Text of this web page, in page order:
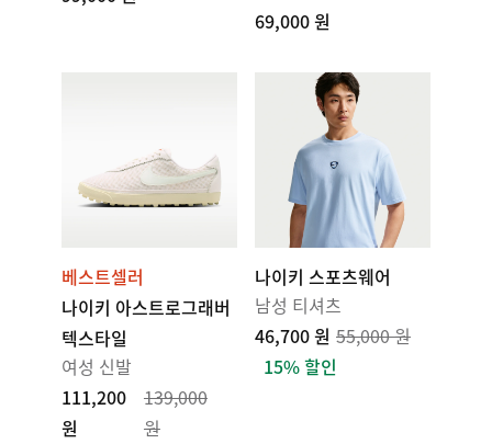
69,000 원
베스트셀러
나이키 아스트로그래버
텍스타일
여성 신발
111,200
원
139,000
원
나이키 스포츠웨어
남성 티셔츠
46,700 원 55,000 원
15% 할인